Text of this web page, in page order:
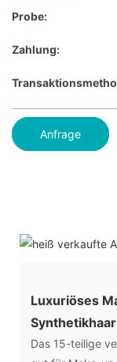
Probe:
Zahlung:
Anfrage
Luxuriöses
Das 15-teilige